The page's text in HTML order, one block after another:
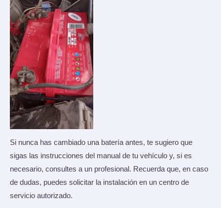
Si nunca has cambiado una batería antes, te sugiero que
sigas las instrucciones del manual de tu vehículo y, si es
necesario, consultes a un profesional. Recuerda que, en caso
de dudas, puedes solicitar la instalación en un centro de
servicio autorizado.